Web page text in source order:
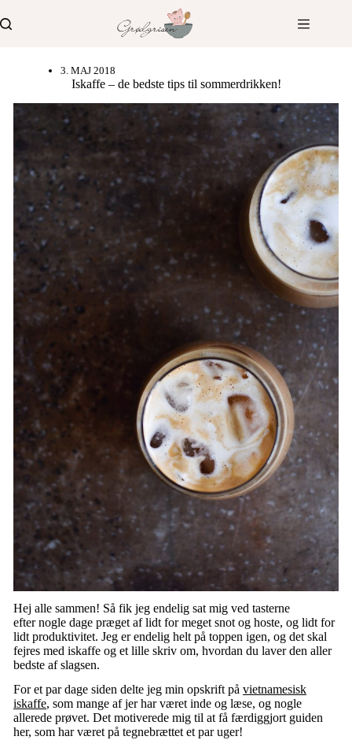
til
indhold
3. MAJ 2018
Iskaffe – de bedste tips til sommerdrikken!
Hej alle sammen! Så fik jeg endelig sat mig ved tasterne
efter nogle dage præget af lidt for meget snot og hoste, og lidt for
lidt produktivitet. Jeg er endelig helt på toppen igen, og det skal
fejres med iskaffe og et lille skriv om, hvordan du laver den aller
bedste af slagsen.
For et par dage siden delte jeg min opskrift på vietnamesisk
iskaffe, som mange af jer har været inde og læse, og nogle
allerede prøvet. Det motiverede mig til at få færdiggjort guiden
her, som har været på tegnebrættet et par uger!